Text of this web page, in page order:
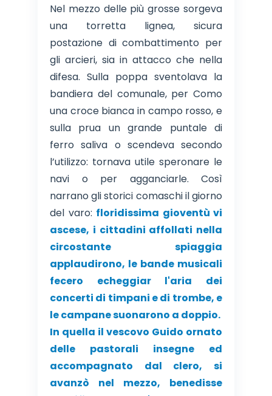
Nel mezzo delle più grosse sorgeva
una torretta lignea, sicura
postazione di combattimento per
gli arcieri, sia in attacco che nella
difesa. Sulla poppa sventolava la
bandiera del comunale, per Como
una croce bianca in campo rosso, e
sulla prua un grande puntale di
ferro saliva o scendeva secondo
l’utilizzo: tornava utile speronare le
navi o per agganciarle. Così
narrano gli storici comaschi il giorno
del varo: floridissima gioventù vi
ascese, i cittadini affollati nella
circostante spiaggia
applaudirono, le bande musicali
fecero echeggiar l'aria dei
concerti di timpani e di trombe, e
le campane suonarono a doppio.
In quella il vescovo Guido ornato
delle pastorali insegne ed
accompagnato dal clero, si
avanzò nel mezzo, benedisse